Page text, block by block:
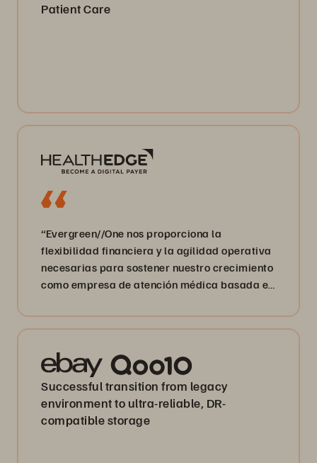
Patient Care
“Evergreen//One nos proporciona la
flexibilidad financiera y la agilidad operativa
necesarias para sostener nuestro crecimiento
como empresa de atención médica basada en
Successful transition from legacy
environment to ultra-reliable, DR-
compatible storage